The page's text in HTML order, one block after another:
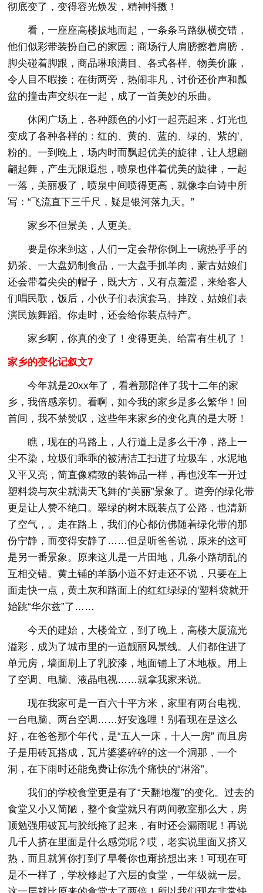
彻底变了，变得容光焕发，精神抖擞！
看，一座座高楼拔地而起，一条条马路纵横交错，
他们似彩带装扮自己的家园；商场行人肩膀擦着肩膀，
脚尖碰着脚跟，商品琳琅满目、各式各样、物美价廉，
令人目不暇接；在街两旁，热闹非凡，讨价还价声和瓢
盆的撞击声交织在一起，成了一首美妙的乐曲。
休闲广场上，各种颜色的小灯一起亮起来，灯光也
变成了各种各样的：红的、黄的、蓝的、绿的、紫的'、
粉的。一到晚上，场内时而飘起优美的旋律，让人想翩
翩起舞，产生无限遐想，喷泉也伴着优美的旋律，一起
一落，美丽极了，喷泉中间喷得更高，就像李白诗中所
写：“飞流直下三千尺，疑是银河落九天。”
家乡不但景美，人更美。
要是你来到这，人们一定会帮你倒上一碗热乎乎的
奶茶、一大盘奶制食品，一大盘手抓羊肉，蒙古姑娘们
还会带着尖尖的帽子，既大方，又有点羞涩，来给客人
们唱民歌，饭后，小伙子们表演套马、摔跤，姑娘们表
演民族舞蹈。你走时，还会给你装点特产。
家乡啊，你真的变了！变得更美、给富有生机了！
家乡的变化记叙文7
今年就是20xx年了，看着那陪伴了我十二年的家
乡，我倍感亲切。看啊，如今我的家乡是多么繁华！回
首间，我不禁赞叹，这些年来家乡的变化真的是大呀！
瞧，现在的马路上，人行道上是多么干净，路上一
尘不染，垃圾们乖乖的被清洁工扫进了垃圾车，水泥地
又平又亮，简直像精致的装饰品一样，再也没车一开过
塑料袋与灰尘就满天飞舞的“美丽”景象了。道旁的绿化带
更是让人赞不绝口。翠绿的树木既装点了公路，也清新
了空气，。走在路上，我们的心都仿佛随着绿化带的那
份宁静，而变得安静了……但是听爸爸说，原来的这可
是另一番景象。原来这儿是一片田地，几条小路胡乱的
互相交错。黄土铺的羊肠小道不好走还不说，只要在上
面走快一点，黄土灰和路面上的红红绿绿的'塑料袋就开
始跳“华尔兹”了……
今天的建始，大楼耸立，到了晚上，高楼大厦流光
溢彩，成为了城市里的一道靓丽风景线。人们都住进了
单元房，墙面刷上了乳胶漆，地面铺上了木地板。用上
了空调、电脑、液晶电视……就拿我家来说。
现在我家可是一百六十平方米，家里有两台电视、
一台电脑、两台空调……好安逸哩！别看现在是这么
好，在爸爸那个年代，是“五人一床，十人一房” 而且房
子是用砖瓦搭成，瓦片婆婆碎碎的这一个洞那，一个
洞，在下雨时还能免费让你洗个痛快的“淋浴”。
我们的学校食堂更是有了“天翻地覆”的变化。过去的
食堂又小又简陋，整个食堂就只有两间教室那么大，房
顶勉强用破瓦与胶纸掩了起来，有时还会漏雨呢！再说
几千人挤在里面是什么感觉呢？哎，老实说里面又挤又
热，而且就算你打到了早餐你也甭挤想出来！可现在可
是不一样了，学校修起了六层的食堂，一年级就一层。